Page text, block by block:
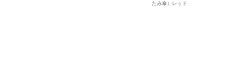
たみ傘）レッド